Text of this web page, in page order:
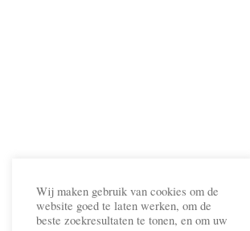
Wij maken gebruik van cookies om de
website goed te laten werken, om de
beste zoekresultaten te tonen, en om uw